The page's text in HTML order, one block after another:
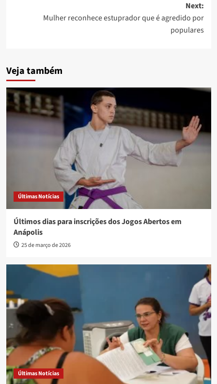
Next:
Mulher reconhece estuprador que é agredido por
populares
Veja também
Últimas Notícias
Últimos dias para inscrições dos Jogos Abertos em
Anápolis
25 de março de 2026
Últimas Notícias